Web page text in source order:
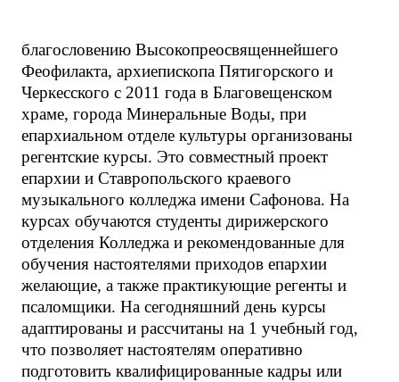
благословению Высокопреосвященнейшего
Феофилакта, архиепископа Пятигорского и
Черкесского с 2011 года в Благовещенском
храме, города Минеральные Воды, при
епархиальном отделе культуры организованы
регентские курсы. Это совместный проект
епархии и Ставропольского краевого
музыкального колледжа имени Сафонова. На
курсах обучаются студенты дирижерского
отделения Колледжа и рекомендованные для
обучения настоятелями приходов епархии
желающие, а также практикующие регенты и
псаломщики. На сегодняшний день курсы
адаптированы и рассчитаны на 1 учебный год,
что позволяет настоятелям оперативно
подготовить квалифицированные кадры или